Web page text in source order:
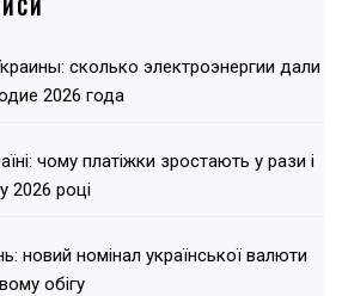
сколько электроэнергии дали
2026 года
чому платіжки зростають у рази і
2026 році
новий номінал української валюти
обігу